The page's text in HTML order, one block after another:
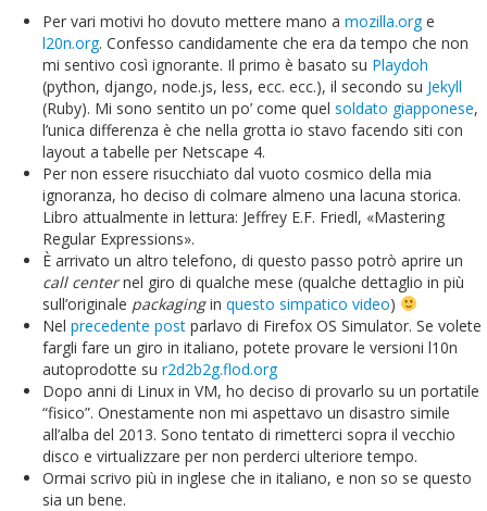
Per vari motivi ho dovuto mettere mano a mozilla.orge
l20n.org. Confesso candidamente che era da tempo che non
mi sentivo così ignorante. Il primo è basato su Playdoh
(python, django, node.js, less, ecc. ecc.), il secondo su Jekyll
(Ruby). Mi sono sentito un po’ come quel soldato giapponese,
l’unica differenza è che nella grotta io stavo facendo siti con
layout a tabelle per Netscape 4.
Per non essere risucchiato dal vuoto cosmico della mia
ignoranza, ho deciso di colmare almeno una lacuna storica.
Libro attualmente in lettura: Jeffrey E.F. Friedl, «Mastering
Regular Expressions».
È arrivato un altro telefono, di questo passo potrò aprire un
call centernel giro di qualche mese (qualche dettaglio in più
sull’originale packagingin questo simpatico video)
Nel precedente post parlavo di Firefox OS Simulator. Se volete
fargli fare un giro in italiano, potete provare le versioni l10n
autoprodotte su r2d2b2g.flod.org
Dopo anni di Linux in VM, ho deciso di provarlo su un portatile
“fisico”. Onestamente non mi aspettavo un disastro simile
all’alba del 2013. Sono tentato di rimetterci sopra il vecchio
disco e virtualizzare per non perderci ulteriore tempo.
Ormai scrivo più in inglese che in italiano, e non so se questo
sia un bene.